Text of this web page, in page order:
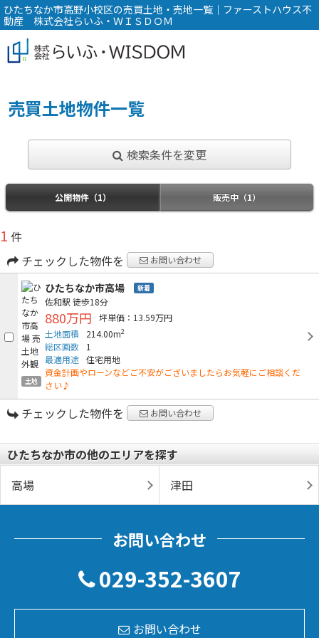
ひたちなか市高野小校区の売買土地・売地一覧｜ファーストハウス不
動産 株式会社らいふ・ＷＩＳＤＯＭ
売買土地物件一覧
検索条件を変更
公開物件（1） 販売中（1）
1 件
チェックした物件を
お問い合わせ
土地
ひたちなか市高場 新着
佐和駅 徒歩18分
880万円
坪単価：13.59万円
土地面積
214.00m2
総区画数
1
最適用途 住宅用地
資金計画やローンなどご不安がございましたらお気軽にご相談くだ
さい♪
チェックした物件を お問い合わせ
ひたちなか市の他のエリアを探す
高場
津田
お問い合わせ
029-352-3607
お問い合わせ